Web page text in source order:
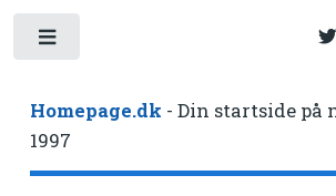
Homepage.dk - Din startside på
1997